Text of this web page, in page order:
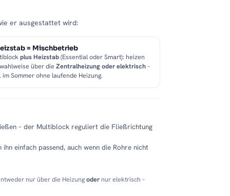
er ausgestattet wird:
= Mischbetrieb
plus Heizstab(Essential oder Smart): heizen
über die Zentralheizung oder elektrisch–
im Sommer ohne laufende Heizung.
– der Multiblock reguliert die Fließrichtung
einfach passend, auch wenn die Rohre nicht
nur über die Heizungoder nur elektrisch –